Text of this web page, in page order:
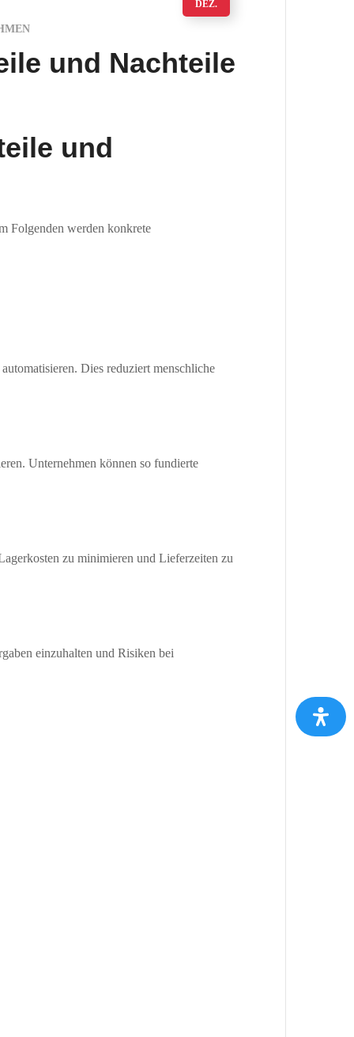
DEZ.
und Nachteile
und
Folgenden werden konkrete
Dies reduziert menschliche
Unternehmen können so fundierte
zu minimieren und Lieferzeiten zu
einzuhalten und Risiken bei